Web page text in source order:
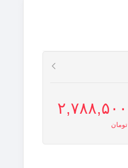
۲,۷۸۸,۵۰۰
تومان